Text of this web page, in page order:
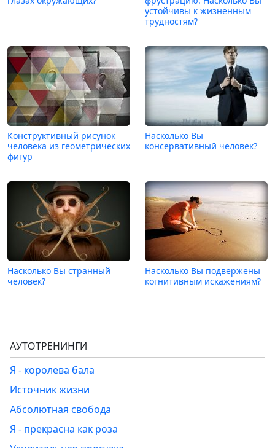
устойчивы к жизненным
трудностям?
Конструктивный рисунок
человека из геометрических
фигур
Насколько Вы
консервативный человек?
Насколько Вы странный
человек?
Насколько Вы подвержены
когнитивным искажениям?
АУТОТРЕНИНГИ
Я - королева бала
Источник жизни
Абсолютная свобода
Я - прекрасна как роза